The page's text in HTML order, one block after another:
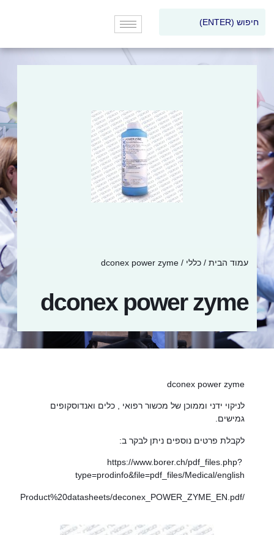
עמוד הבית / כללי / dconex power zyme
dconex power zyme
dconex power zyme
לניקוי ידני וממוכן של מכשור רפואי , כלים ואנדוסקופים
גמישים.
לקבלת פרטים נוספים ניתן לבקר ב:
https://www.borer.ch/pdf_files.php?
type=prodinfo&file=pdf_files/Medical/english
/Product%20datasheets/deconex_POWER_ZYME_EN.pdf